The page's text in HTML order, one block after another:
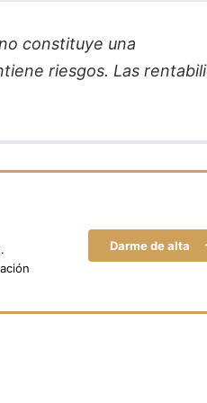
constituye una
riesgos. Las
Darme de alta